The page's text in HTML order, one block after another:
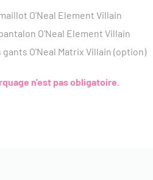
O'Neal Element Villain
O'Neal Element Villain
gants O'Neal Matrix Villain (option)
n'est pas obligatoire.